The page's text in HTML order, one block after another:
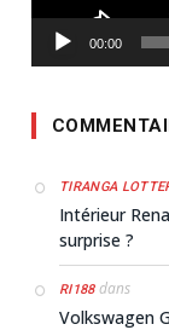
00:00
TIRANGA
Intérieur
surprise ?
RI188dans
Volkswagen